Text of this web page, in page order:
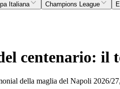
Italiana Champions League
centenario: il
della maglia del Napoli 2026/